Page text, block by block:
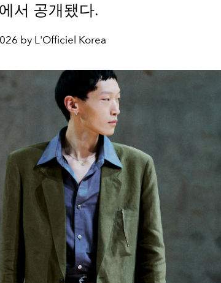
서 공개됐다.
by L'Officiel Korea